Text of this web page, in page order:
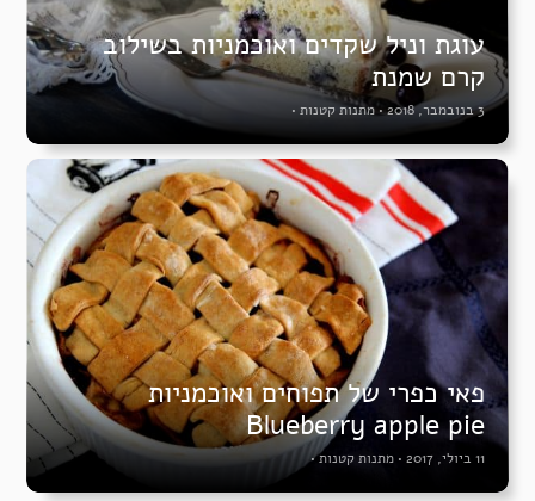
עוגת וניל שקדים ואוכמניות בשילוב
קרם שמנת
3 בנובמבר, 2018 •מתנות קטנות •
פאי כפרי של תפוחים ואוכמניות
Blueberry apple pie
11 ביולי, 2017 • מתנות קטנות•